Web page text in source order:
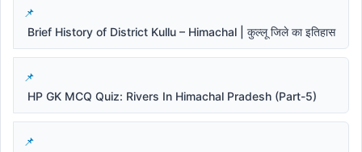
Brief History of District Kullu – Himachal | कुल्लू जिले का इतिहास
HP GK MCQ Quiz: Rivers In Himachal Pradesh (Part-5)